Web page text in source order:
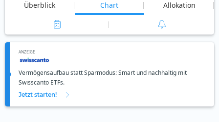
Überblick Chart Allokation
ANZEIGE
Vermögensaufbau statt Sparmodus: Smart und nachhaltig mit
Swisscanto ETFs.
Jetzt starten!